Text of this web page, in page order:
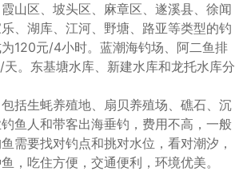
山区、坡头区、麻章区、遂溪县、徐闻
、湖库、江河、野塘、路亚等类型的钓
120元/4小时。蓝潮海钓场、阿二鱼排
。东基塘水库、新建水库和龙托水库分
括生蚝养殖地、扇贝养殖场、礁石、沉
鱼人和带客出海垂钓，费用不高，一般
需要找对钓点和挑对水位，看对潮汐，
，吃住方便，交通便利，环境优美。